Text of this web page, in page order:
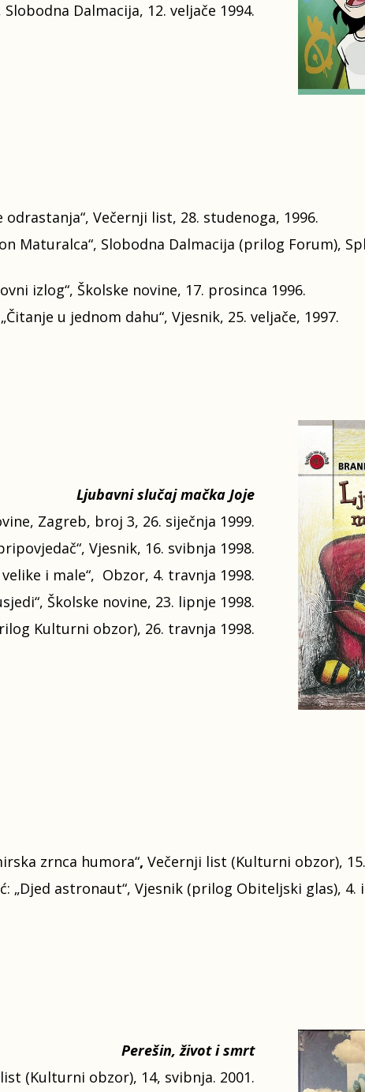
Dalmacija, 12. veljače 1994.
odrastanja“, Večernji list, 28. studenoga, 1996.
Maturalca“, Slobodna Dalmacija (prilog Forum),
izlog“, Školske novine, 17. prosinca 1996.
u jednom dahu“, Vjesnik, 25. veljače, 1997.
Ljubavni slučaj mačka Joje
Zagreb, broj 3, 26. siječnja 1999.
Vjesnik, 16. svibnja 1998.
i male“, Obzor, 4. travnja 1998.
Školske novine, 23. lipnje 1998.
Kulturni obzor), 26. travnja 1998.
zrnca humora“, Večernji list (Kulturni obzor),
„Djed astronaut“, Vjesnik (prilog Obiteljski glas), 4.
Perešin, život i smrt
(Kulturni obzor), 14, svibnja. 2001.